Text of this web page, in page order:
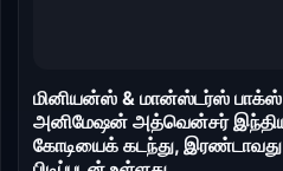
மினியன்ஸ் & மான்ஸ்டர்ஸ் பாக்ஸ்
அனிமேஷன் அத்வென்சர்
கோடியைக் கடந்து,